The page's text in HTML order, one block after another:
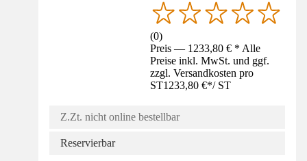
(0)
Preis — 1233,80 € * Alle
Preise inkl. MwSt. und ggf.
zzgl. Versandkosten pro
ST1233,80 €*/ ST
Z.Zt. nicht online bestellbar
Reservierbar